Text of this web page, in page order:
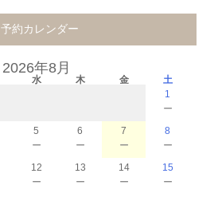
予約カレンダー
2026年8月
水 木 金
土
1
－
5
－
6
－
7
－
8
－
12
－
13
－
14
－
15
－